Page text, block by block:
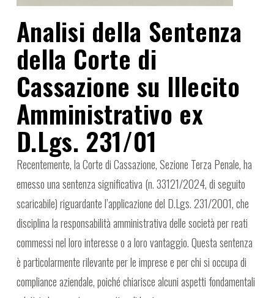
Analisi della Sentenza
della Corte di
Cassazione su Illecito
Amministrativo ex
D.Lgs. 231/01
Recentemente, la Corte di Cassazione, Sezione Terza Penale, ha
emesso una sentenza significativa (n. 33121/2024, di seguito
scaricabile) riguardante l’applicazione del D.Lgs. 231/2001, che
disciplina la responsabilità amministrativa delle società per reati
commessi nel loro interesse o a loro vantaggio. Questa sentenza
è particolarmente rilevante per le imprese e per chi si occupa di
compliance aziendale, poiché chiarisce alcuni aspetti fondamentali